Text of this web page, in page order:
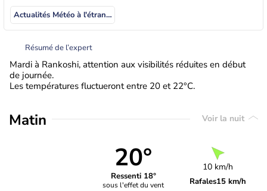
Actualités Météo à l'étranger
Résumé de l’expert
Mardi à Rankoshi, attention aux visibilités réduites en début
de journée.
Les températures fluctueront entre 20 et 22°C.
Matin Voir la nuit
20°
Ressenti 18°
sous l'effet du vent
10 km/h
Rafales15 km/h